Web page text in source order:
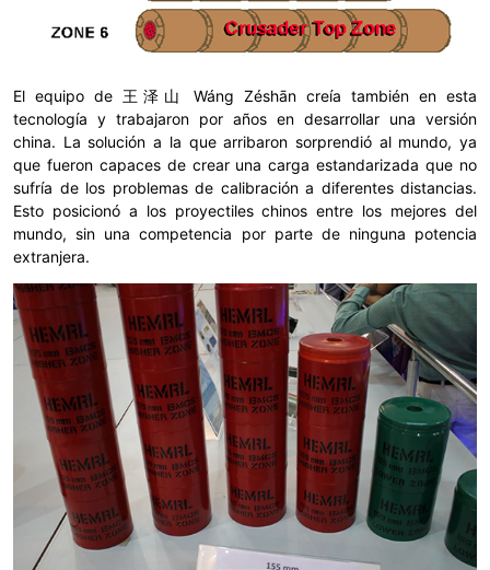
El equipo de 王泽山 Wáng Zéshān creía también en esta
tecnología y trabajaron por años en desarrollar una versión
china. La solución a la que arribaron sorprendió al mundo, ya
que fueron capaces de crear una carga estandarizada que no
sufría de los problemas de calibración a diferentes distancias.
Esto posicionó a los proyectiles chinos entre los mejores del
mundo, sin una competencia por parte de ninguna potencia
extranjera.